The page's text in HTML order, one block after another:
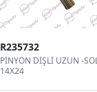
R235732
PİNYON DİŞLİ UZUN -
14X24